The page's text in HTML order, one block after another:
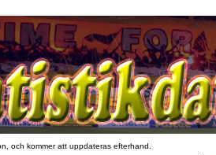
och kommer att uppdateras efterhand.